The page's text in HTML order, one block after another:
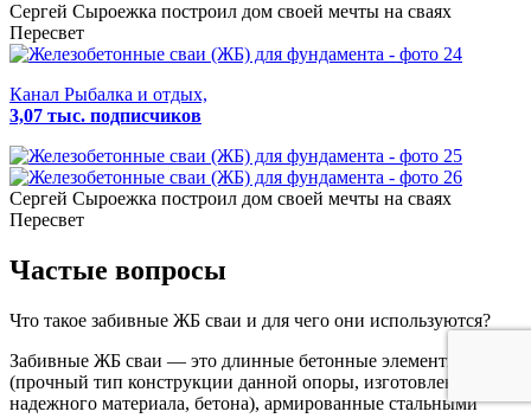
Сергей Сыроежка построил дом своей мечты на сваях
Пересвет
Канал Рыбалка и отдых,
3,07 тыс. подписчиков
Сергей Сыроежка построил дом своей мечты на сваях
Пересвет
Частые вопросы
Что такое забивные ЖБ сваи и для чего они используются?
Забивные ЖБ сваи — это длинные бетонные элементы
(прочный тип конструкции данной опоры, изготовленные из
надежного материала, бетона), армированные стальными